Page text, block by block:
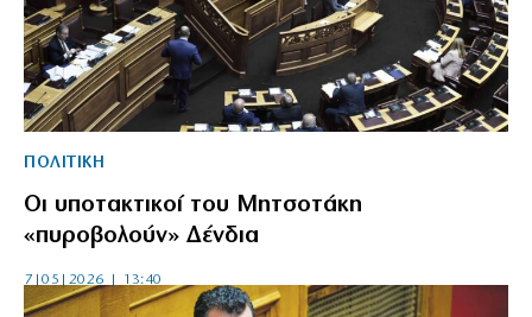
ΠΟΛΙΤΙΚΗ
Οι υποτακτικοί του Μητσοτάκη
«πυροβολούν» Δένδια
7|05|2026 | 13:40